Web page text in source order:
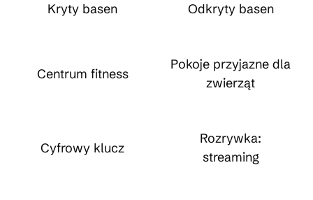
Kryty basen Odkryty basen
Centrum fitness
Pokoje przyjazne dla
zwierząt
Cyfrowy klucz
Rozrywka:
streaming